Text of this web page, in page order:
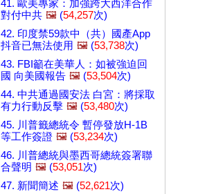
41. 歐美專家：加強跨大西洋合作
對付中共 🖼️ (54,257次)
42. 印度禁59款中（共）國產App
抖音已無法使用 🖼️ (53,738次)
43. FBI籲在美華人：如被強迫回
國 向美國報告 🖼️ (53,504次)
44. 中共通過國安法 白宮：將採取
有力行動反擊 🖼️ (53,480次)
45. 川普籤總統令 暫停發放H-1B
等工作簽證 🖼️ (53,234次)
46. 川普總統與墨西哥總統簽署聯
合聲明 🖼️ (53,051次)
47. 新聞簡述 🖼️ (52,621次)